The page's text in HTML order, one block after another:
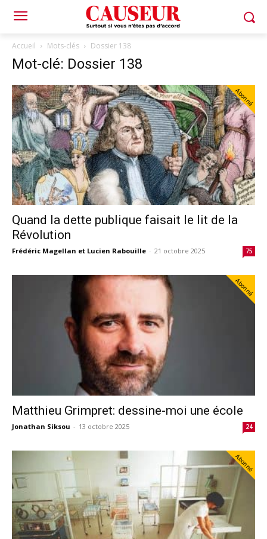
Accueil Mots-clés Dossier 138
Mot-clé: Dossier 138
Abonné
Quand la dette publique faisait le lit de la
Révolution
Frédéric Magellan et Lucien Rabouille - 21 octobre 2025 75
Abonné
Matthieu Grimpret: dessine-moi une école
Jonathan Siksou - 13 octobre 2025 24
Abonné